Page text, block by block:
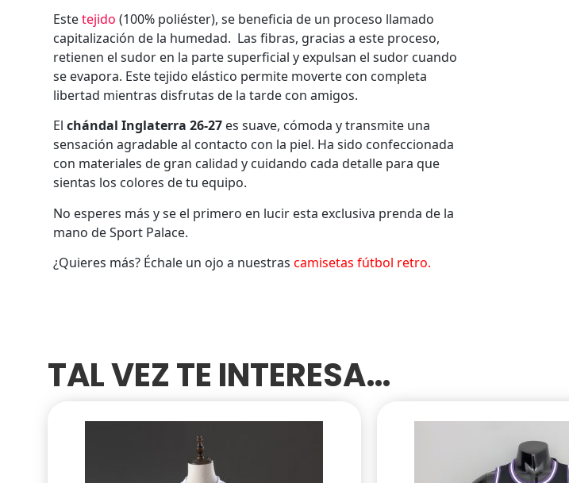
Estetejido (100% poliéster), se beneficia de un proceso llamado
capitalización de la humedad. Las fibras, gracias a este proceso,
retienen el sudor en la parte superficial y expulsan el sudor cuando
se evapora. Este tejido elástico permite moverte con completa
libertad mientras disfrutas de la tarde con amigos.
Elchándal Inglaterra 26-27 es suave, cómoda y transmite una
sensación agradable al contacto con la piel. Ha sido confeccionada
con materiales de gran calidad y cuidando cada detalle para que
sientas los colores de tu equipo.
No esperes más y se el primero en lucir esta exclusiva prenda de la
mano de Sport Palace.
¿Quieres más? Échale un ojo a nuestrascamisetas fútbol retro.
TAL VEZ TE INTERESA…